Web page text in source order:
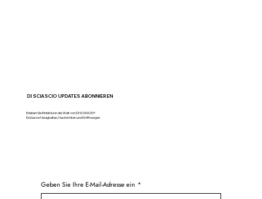
Geben Sie Ihre E-Mail-Adresse ein *
DI SCIASCIO UPDATES ABONNIEREN
Erleben Sie Einblicke in die Welt von DI SCIASCIO®
Exklusive Neuigkeiten, Nachrichten und Eröffnungen